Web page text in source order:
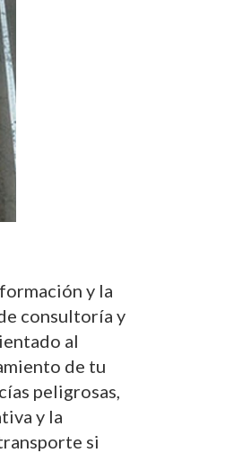
y la
consultoría y
al
de tu
peligrosas,
y la
si